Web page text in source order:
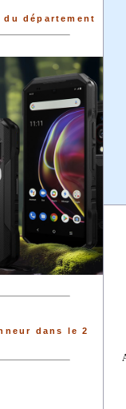
département
dans le 2